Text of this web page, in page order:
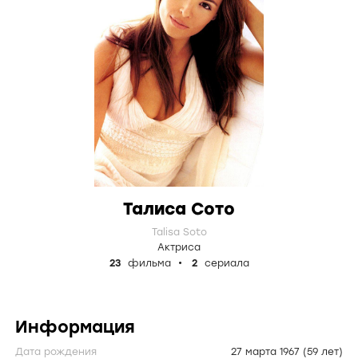
Талиса Сото
Talisa Soto
Актриса
23
фильма 2 сериала
Информация
Дата рождения 27 марта 1967 (59 лет)